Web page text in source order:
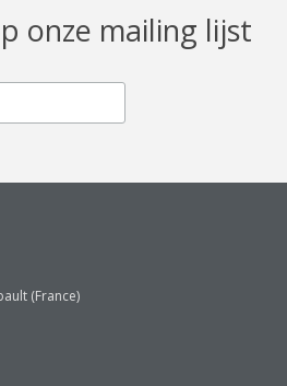
onze mailing lijst
(France)